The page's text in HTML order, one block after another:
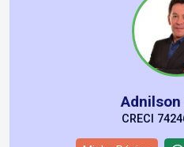
CRECI